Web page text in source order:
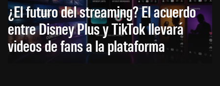
¿El futuro del streaming? El acuerdo
entre Disney Plus y TikTok llevará
videos de fans a la plataforma